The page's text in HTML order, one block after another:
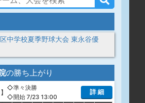
中学校夏季野球大会 東永谷優
の勝ち上がり
】
◇準々決勝
◇開始 7/23 13:00
詳 細